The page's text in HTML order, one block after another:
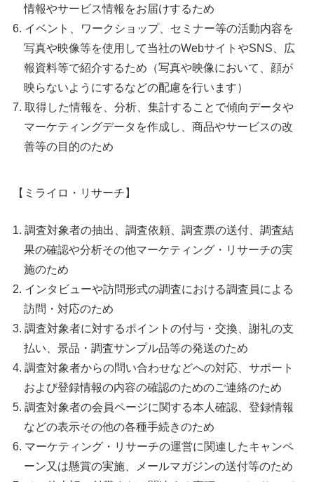
情報やサービス情報をお届けするため
イベント、ワークショップ、セミナー等の活動内容を
写真や映像等を使用して当社のWebサイトやSNS、広
報資料等で紹介するため（写真や映像において、顔が
映らないようにするなどの配慮を行います）
取得した情報を、分析、集計することで傾向データや
マーケティングデータを作成し、商品やサービスの改
善等の目的のため
【ミライロ・リサーチ】
調査対象者の抽出、調査依頼、調査票の送付、調査結
果の確認や分析その他マーケティング・リサーチの実
施のため
インタビューや訪問形式の調査における調査員による
訪問・対応のため
調査対象者に対するポイントの付与・交換、謝礼の支
払い、景品・調査サンプル品等の発送のため
調査対象者からの問い合わせなどへの対応、サポート
および登録情報の内容の確認のためのご連絡のため
調査対象者の会員ページに関する本人確認、登録情報
などの表示その他の各種手続きのため
マーケティング・リサーチの運営に関連したキャンペ
ーン又は懸賞の実施、メールマガジンの送付等のため